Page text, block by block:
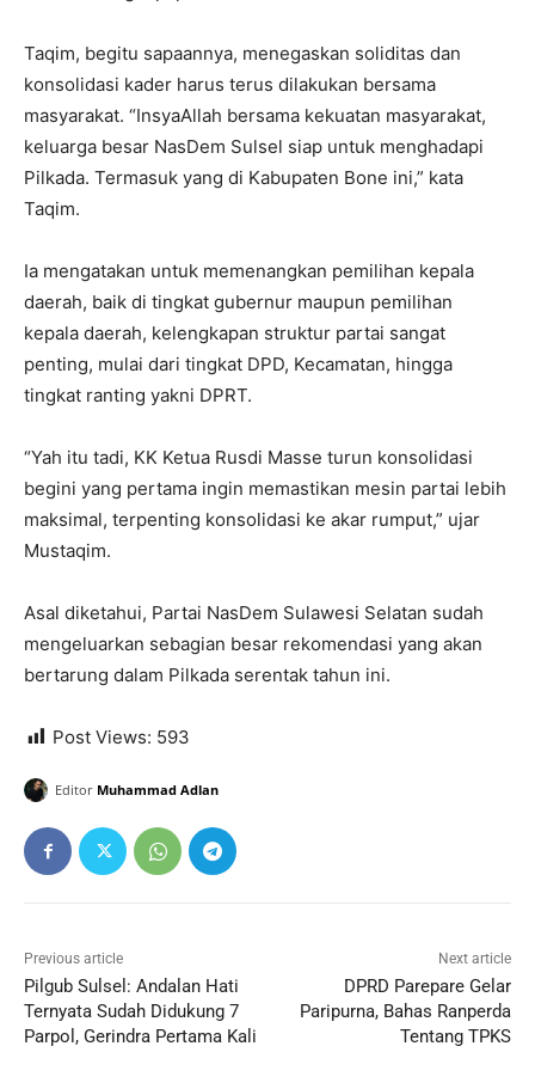
Taqim, begitu sapaannya, menegaskan soliditas dan
konsolidasi kader harus terus dilakukan bersama
masyarakat. “InsyaAllah bersama kekuatan masyarakat,
keluarga besar NasDem Sulsel siap untuk menghadapi
Pilkada. Termasuk yang di Kabupaten Bone ini,” kata
Taqim.
Ia mengatakan untuk memenangkan pemilihan kepala
daerah, baik di tingkat gubernur maupun pemilihan
kepala daerah, kelengkapan struktur partai sangat
penting, mulai dari tingkat DPD, Kecamatan, hingga
tingkat ranting yakni DPRT.
“Yah itu tadi, KK Ketua Rusdi Masse turun konsolidasi
begini yang pertama ingin memastikan mesin partai lebih
maksimal, terpenting konsolidasi ke akar rumput,” ujar
Mustaqim.
Asal diketahui, Partai NasDem Sulawesi Selatan sudah
mengeluarkan sebagian besar rekomendasi yang akan
bertarung dalam Pilkada serentak tahun ini.
Post Views: 593
Editor Muhammad Adlan
Previous article
Pilgub Sulsel: Andalan Hati
Ternyata Sudah Didukung 7
Parpol, Gerindra Pertama Kali
Next article
DPRD Parepare Gelar
Paripurna, Bahas Ranperda
Tentang TPKS